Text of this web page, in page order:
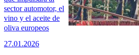
sector automotor, el
vino y el aceite de
oliva europeos
27.01.2026